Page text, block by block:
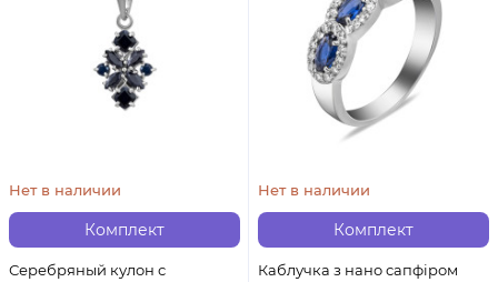
Комплект
Нет в наличии
Серебряный кулон с
Комплект
Нет в наличии
Каблучка з нано сапфіром